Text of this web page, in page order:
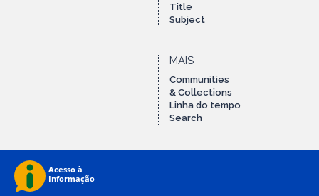
Title
Subject
MAIS
Communities
& Collections
Linha do tempo
Search